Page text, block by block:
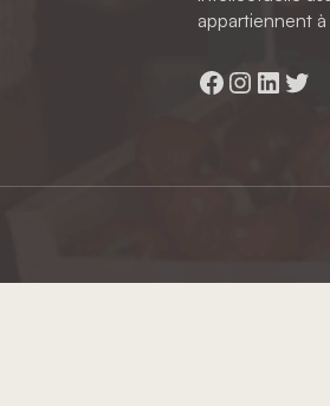
appartiennent
Facebook